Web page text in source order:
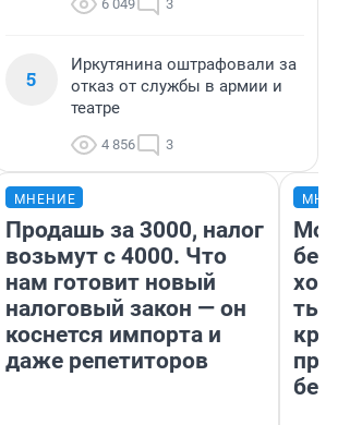
6 049 3
5
Иркутянина оштрафовали за
отказ от службы в армии и
театре
4 856 3
МНЕНИЕ
Продашь за 3000, налог
возьмут с 4000. Что
нам готовит новый
налоговый закон — он
коснется импорта и
даже репетиторов
Мой